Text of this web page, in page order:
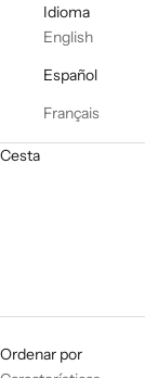
Idioma
English
Español
Français
Cesta
Ordenar por